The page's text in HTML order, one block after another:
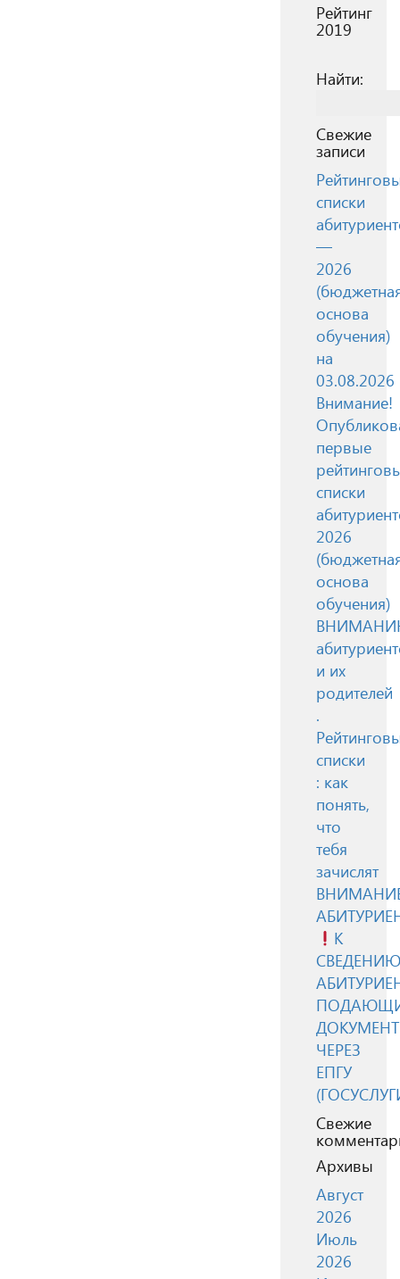
Рейтинг
2019
Найти:
Свежие
записи
списки
—
2026
основа
обучения)
на
03.08.2026
Внимание!
первые
списки
2026
основа
обучения)
и их
родителей
.
списки
: как
понять,
что
тебя
зачислят
К
СВЕДЕНИЮ
ЧЕРЕЗ
ЕПГУ
Свежие
Архивы
Август
2026
Июль
2026